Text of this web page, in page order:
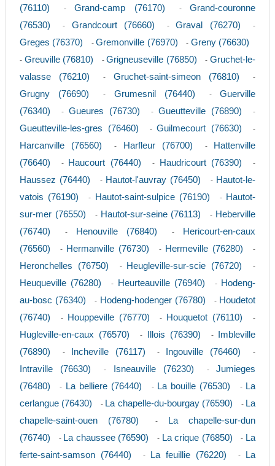
(76110) -Grand-camp (76170) -Grand-couronne
(76530)
- Grandcourt (76660) -Graval (76270) -
Greges (76370) -Gremonville (76970) - Greny (76630)
- Greuville (76810) -Grigneuseville (76850) -Gruchet-le-
valasse (76210)
- Gruchet-saint-simeon (76810) -
Grugny (76690) - Grumesnil (76440) -Guerville
(76340)
- Gueures (76730) -Gueutteville (76890) -
Gueutteville-les-gres (76460) -Guilmecourt (76630) -
Harcanville (76560) - Harfleur (76700) -
Hattenville
(76640)
- Haucourt (76440) - Haudricourt (76390) -
Haussez (76440) - Hautot-l'auvray (76450) - Hautot-le-
vatois (76190)
- Hautot-saint-sulpice (76190) - Hautot-
sur-mer (76550)
- Hautot-sur-seine (76113) - Heberville
(76740)
- Henouville (76840) -
Hericourt-en-caux
(76560)
- Hermanville (76730) - Hermeville (76280) -
Heronchelles (76750) - Heugleville-sur-scie (76720) -
Heuqueville (76280) - Heurteauville (76940) - Hodeng-
au-bosc (76340)
- Hodeng-hodenger (76780) - Houdetot
(76740)
- Houppeville (76770) - Houquetot (76110) -
Hugleville-en-caux (76570) - Illois (76390) -
Imbleville
(76890)
- Incheville (76117) - Ingouville (76460) -
Intraville (76630) - Isneauville (76230) -Jumieges
(76480)
- La belliere (76440) - La bouille (76530) - La
cerlangue (76430)
- La chapelle-du-bourgay (76590) - La
chapelle-saint-ouen (76780)
-
La chapelle-sur-dun
(76740)
- La chaussee (76590) - La crique (76850) - La
ferte-saint-samson (76440)
- La feuillie (76220) -
La